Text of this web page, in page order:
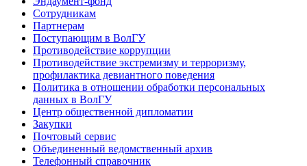
Сотрудникам
Партнерам
Поступающим в ВолГУ
Противодействие коррупции
Противодействие экстремизму и терроризму,
профилактика девиантного поведения
Политика в отношении обработки персональных
данных в ВолГУ
Центр общественной дипломатии
Закупки
Почтовый сервис
Объединенный ведомственный архив
Телефонный справочник